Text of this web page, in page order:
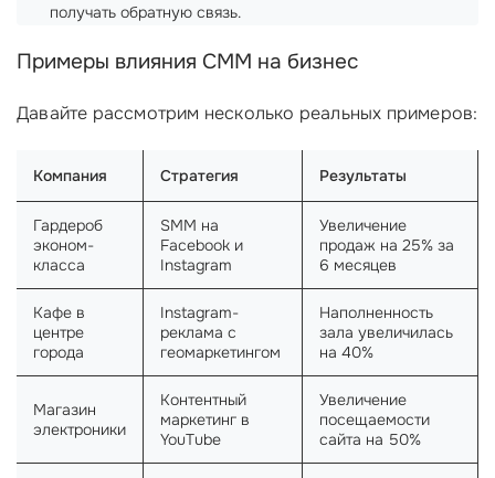
получать обратную связь.
Примеры влияния СММ на бизнес
Давайте рассмотрим несколько реальных примеров:
Компания Стратегия Результаты
Гардероб
эконом-
класса
SMM на
Facebook и
Instagram
Увеличение
продаж на 25% за
6 месяцев
Кафе в
центре
города
Instagram-
реклама с
геомаркетингом
Наполненность
зала увеличилась
на 40%
Магазин
электроники
Контентный
маркетинг в
YouTube
Увеличение
посещаемости
сайта на 50%